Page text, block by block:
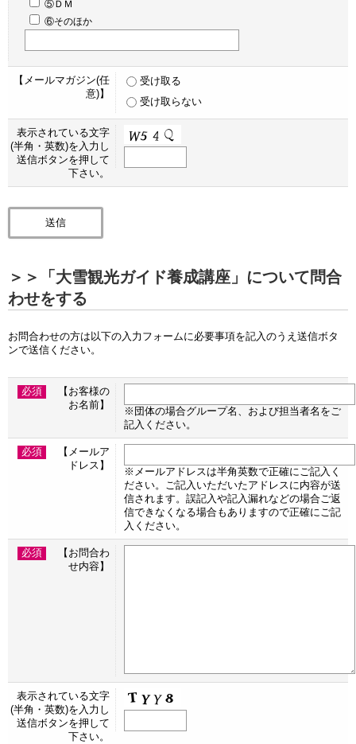
⑤ＤＭ
⑥そのほか
【メールマガジン(任
意)】
受け取る
受け取らない
表示されている文字
(半角・英数)を入力し
送信ボタンを押して
下さい。
＞＞「大雪観光ガイド養成講座」について問合
わせをする
お問合わせの方は以下の入力フォームに必要事項を記入のうえ送信ボタ
ンで送信ください。
必須
【お客様の
お名前】
※団体の場合グループ名、および担当者名をご
記入ください。
必須
【メールア
ドレス】
※メールアドレスは半角英数で正確にご記入く
ださい。ご記入いただいたアドレスに内容が送
信されます。誤記入や記入漏れなどの場合ご返
信できなくなる場合もありますので正確にご記
入ください。
必須
【お問合わ
せ内容】
表示されている文字
(半角・英数)を入力し
送信ボタンを押して
下さい。